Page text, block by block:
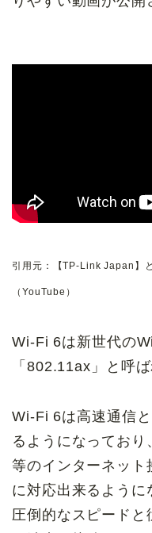
引用元：【TP-Link Japan】
（YouTube）
Wi-Fi 6は新世代の
「802.11ax」と呼
Wi-Fi 6は高速通信
るようになってお
等のインターネット
に対応出来るよう
圧倒的なスピードと